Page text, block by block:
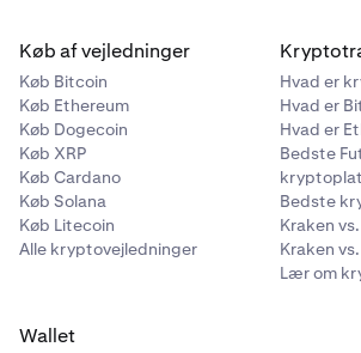
Køb af vejledninger
Køb Bitcoin
Køb Ethereum
Køb Dogecoin
Køb XRP
Køb Cardano
Køb Solana
Køb Litecoin
Alle kryptovejledninger
Hvad er
Hvad er
Hvad er
Bedste
Bedste
Kraken
Kraken
Lær om
Wallet